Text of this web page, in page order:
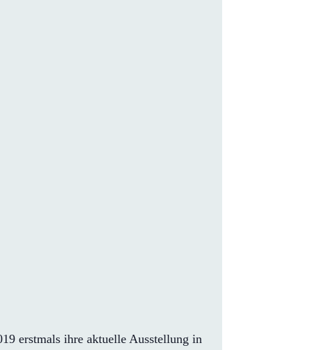
erstmals ihre aktuelle Ausstellung in